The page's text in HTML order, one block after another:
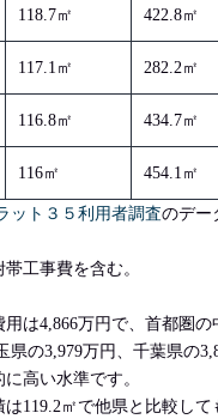
118.7㎡ 422.8㎡
117.1㎡ 282.2㎡
116.8㎡ 434.7㎡
116㎡ 454.1㎡
ット３５利用者調査のデー
工事費を含む。
は4,866万円で、首都圏
県の3,979万円、千葉県の
に高い水準です。
119.2㎡で他県と比較し